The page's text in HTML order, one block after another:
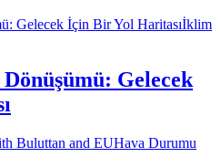
İklim
Gelecek
Hava Durumu